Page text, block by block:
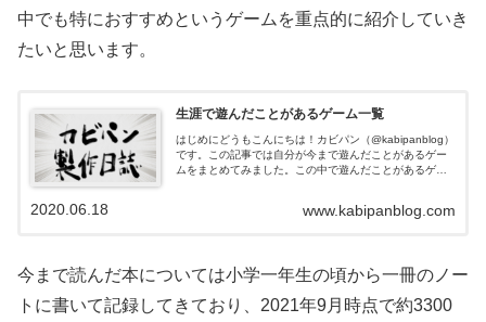
中でも特におすすめというゲームを重点的に紹介していき
たいと思います。
生涯で遊んだことがあるゲーム一覧
はじめにどうもこんにちは！カビパン（@kabipanblog）
です。この記事では自分が今まで遊んだことがあるゲー
ムをまとめてみました。この中で遊んだことがあるゲー
www.kabipanblog.com
2020.06.18
今まで読んだ本については小学一年生の頃から一冊のノー
トに書いて記録してきており、2021年9月時点で約3300